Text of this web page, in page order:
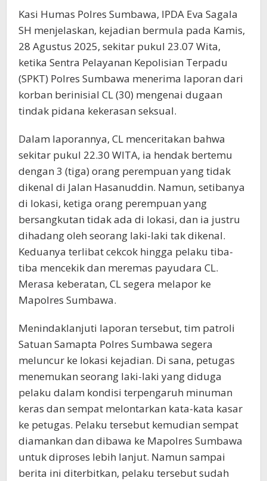
Kasi Humas Polres Sumbawa, IPDA Eva Sagala
SH menjelaskan, kejadian bermula pada Kamis,
28 Agustus 2025, sekitar pukul 23.07 Wita,
ketika Sentra Pelayanan Kepolisian Terpadu
(SPKT) Polres Sumbawa menerima laporan dari
korban berinisial CL (30) mengenai dugaan
tindak pidana kekerasan seksual.
Dalam laporannya, CL menceritakan bahwa
sekitar pukul 22.30 WITA, ia hendak bertemu
dengan 3 (tiga) orang perempuan yang tidak
dikenal di Jalan Hasanuddin. Namun, setibanya
di lokasi, ketiga orang perempuan yang
bersangkutan tidak ada di lokasi, dan ia justru
dihadang oleh seorang laki-laki tak dikenal.
Keduanya terlibat cekcok hingga pelaku tiba-
tiba mencekik dan meremas payudara CL.
Merasa keberatan, CL segera melapor ke
Mapolres Sumbawa.
Menindaklanjuti laporan tersebut, tim patroli
Satuan Samapta Polres Sumbawa segera
meluncur ke lokasi kejadian. Di sana, petugas
menemukan seorang laki-laki yang diduga
pelaku dalam kondisi terpengaruh minuman
keras dan sempat melontarkan kata-kata kasar
ke petugas. Pelaku tersebut kemudian sempat
diamankan dan dibawa ke Mapolres Sumbawa
untuk diproses lebih lanjut. Namun sampai
berita ini diterbitkan, pelaku tersebut sudah